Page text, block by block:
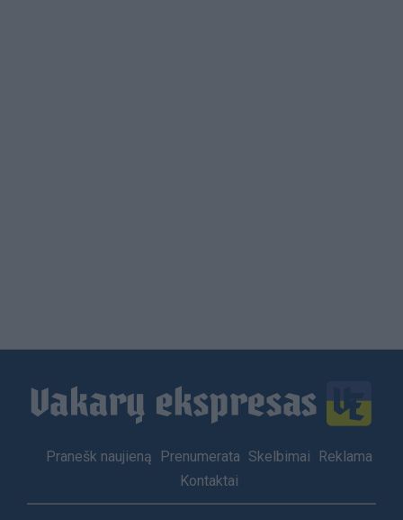
Footer
Pranešk naujieną Prenumerata Skelbimai
Reklama
Kontaktai